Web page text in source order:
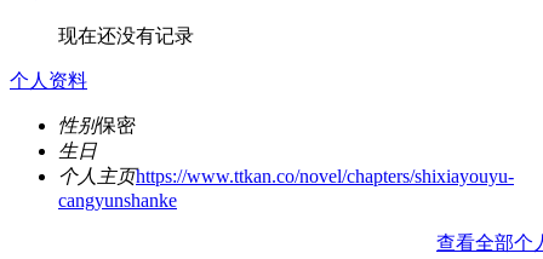
现在还没有记录
个人资料
性别保密
生日
个人主页https://www.ttkan.co/novel/chapters/shixiayouyu-
cangyunshanke
查看全部个